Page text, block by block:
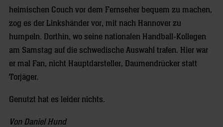
heimischen Couch vor dem Fernseher bequem zu machen,
zog es der Linkshänder vor, mit nach Hannover zu
humpeln. Dorthin, wo seine nationalen Handball-Kollegen
am Samstag auf die schwedische Auswahl trafen. Hier war
er mal Fan, nicht Hauptdarsteller, Daumendrücker statt
Torjäger.
Genutzt hat es leider nichts.
Von Daniel Hund